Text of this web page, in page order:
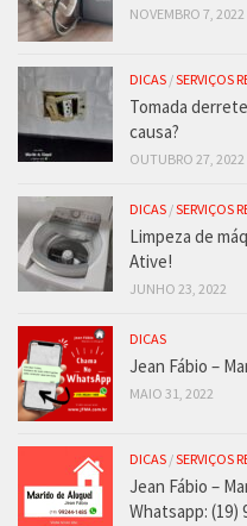
NOVEMBRO 7, 2022
DICAS /SERVIÇOS
Tomada
causa?
OUTUBRO 27, 2022
DICAS /SERVIÇOS
Limpeza de
Ative!
JUNHO 23, 2022
DICAS
Jean Fábio –
MAIO 31, 2022
DICAS /SERVIÇOS
Jean Fábio –
Whatsapp: (19)